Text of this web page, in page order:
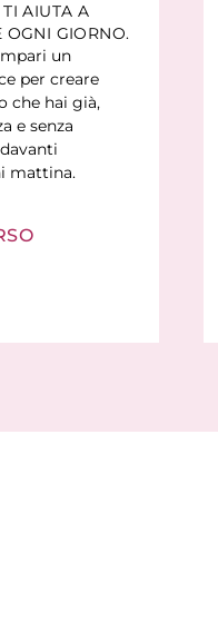
AIUTA A
OGNI GIORNO.
un
per creare
che hai già,
e senza
mattina.